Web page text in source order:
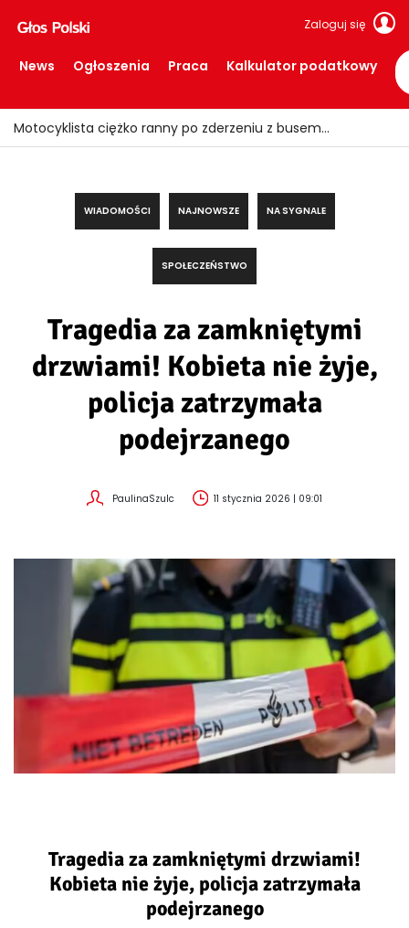
Zaloguj się
News Ogłoszenia Praca Kalkulator podatkowy
WIADOMOŚCI NAJNOWSZE NA SYGNALE
SPOŁECZEŃSTWO
Tragedia za zamkniętymi
drzwiami! Kobieta nie żyje,
policja zatrzymała
podejrzanego
PaulinaSzulc 11 stycznia 2026 | 09:01
Tragedia za zamkniętymi drzwiami!
Kobieta nie żyje, policja zatrzymała
podejrzanego